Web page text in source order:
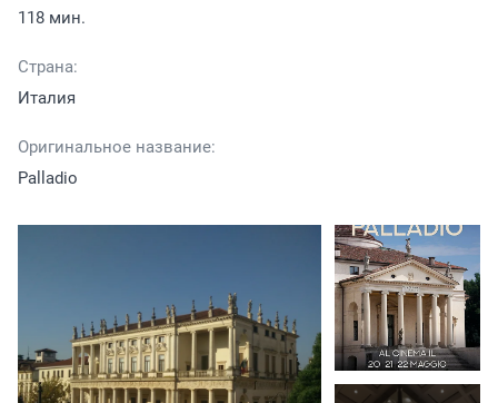
118 мин.
Страна:
Италия
Оригинальное название:
Palladio